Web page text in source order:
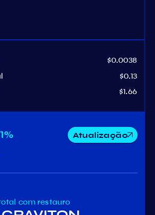
$0.0038
$0.13
$1.66
Atualização
com restauro